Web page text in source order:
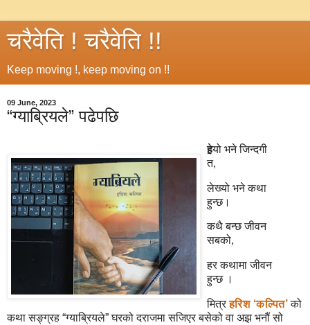
चरैवेति ! चरैवेति !!
Keep moving !, keep moving on !!
09 June, 2023
“ग्याब्रियले” पढेपछि
हेर्‍यो भने जिन्दगी
त,
लेख्यो भने कथा
हुन्छ।
कथै बन्छ जीवन
सबको,
हर कथामा जीवन
हुन्छ ।
मित्रहरिश ‘कल्पित’को
कथा सङ्ग्रह “ग्याब्रियले” घरको दराजमा सजिएर बसेको वा अझ भनौं सो